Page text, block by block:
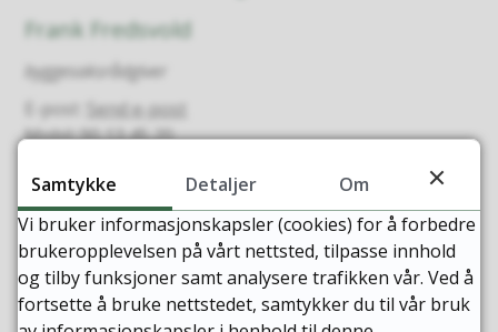
Frank Fredsvold
byggesaksrådgiver
E-post
Send e-post
Mobil90 13 45 20
Marit Hagen
byggesaksrådgiver
E-post Send e-post
Mobil90 11 04 01
Samtykke Detaljer
Om
Vi bruker informasjonskapsler (cookies) for å forbedre
brukeropplevelsen på vårt nettsted, tilpasse innhold
og tilby funksjoner samt analysere trafikken vår. Ved å
fortsette å bruke nettstedet, samtykker du til vår bruk